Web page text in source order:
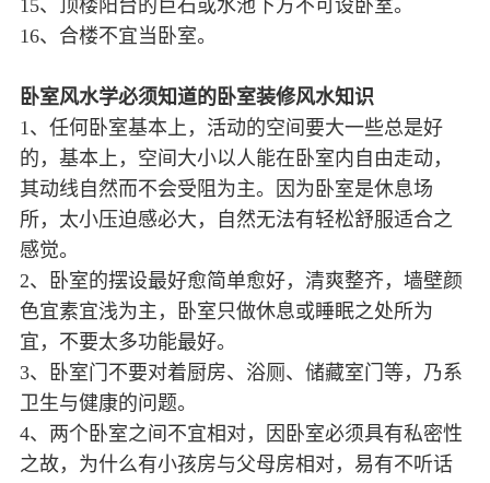
15、顶楼阳台的巨石或水池下方不可设卧室。
16、合楼不宜当卧室。
卧室风水学必须知道的卧室装修风水知识
1、任何卧室基本上，活动的空间要大一些总是好
的，基本上，空间大小以人能在卧室内自由走动，
其动线自然而不会受阻为主。因为卧室是休息场
所，太小压迫感必大，自然无法有轻松舒服适合之
感觉。
2、卧室的摆设最好愈简单愈好，清爽整齐，墙壁颜
色宜素宜浅为主，卧室只做休息或睡眠之处所为
宜，不要太多功能最好。
3、卧室门不要对着厨房、浴厕、储藏室门等，乃系
卫生与健康的问题。
4、两个卧室之间不宜相对，因卧室必须具有私密性
之故，为什么有小孩房与父母房相对，易有不听话